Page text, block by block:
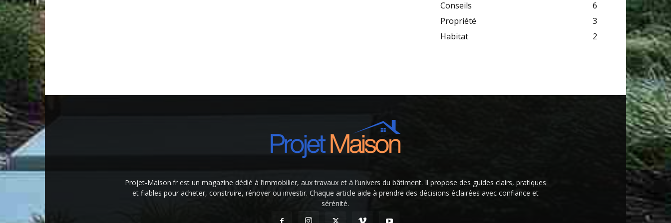
Conseils
6
Propriété
3
Habitat
2
Projet-Maison.fr est un magazine dédié à l’immobilier, aux travaux et à l’univers du bâtiment. Il propose des guides clairs, pratiques
et fiables pour acheter, construire, rénover ou investir. Chaque article aide à prendre des décisions éclairées avec confiance et
sérénité.